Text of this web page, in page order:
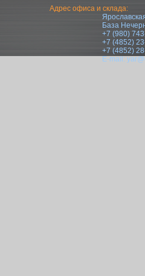
Адрес офиса и склада:
База
+7 (980)
+7 (4852)
+7 (4852)
E-mail: